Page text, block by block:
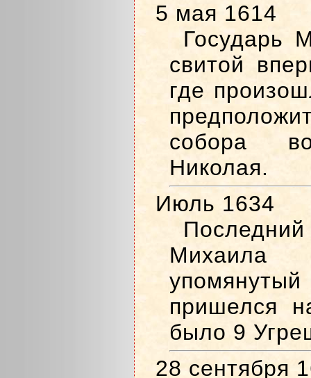
5 мая 1614
Государь
свитой
где
собора
Николая.
Июль 1634
пришелся
было 9
28 сентября